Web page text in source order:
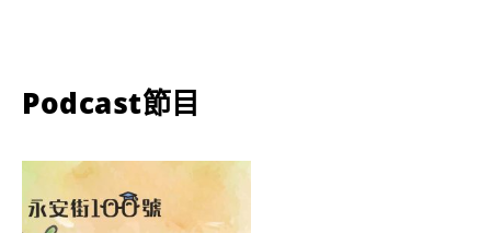
Podcast節目